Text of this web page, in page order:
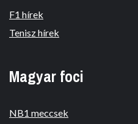
F1 hírek
Tenisz hírek
Magyar foci
NB1 meccsek